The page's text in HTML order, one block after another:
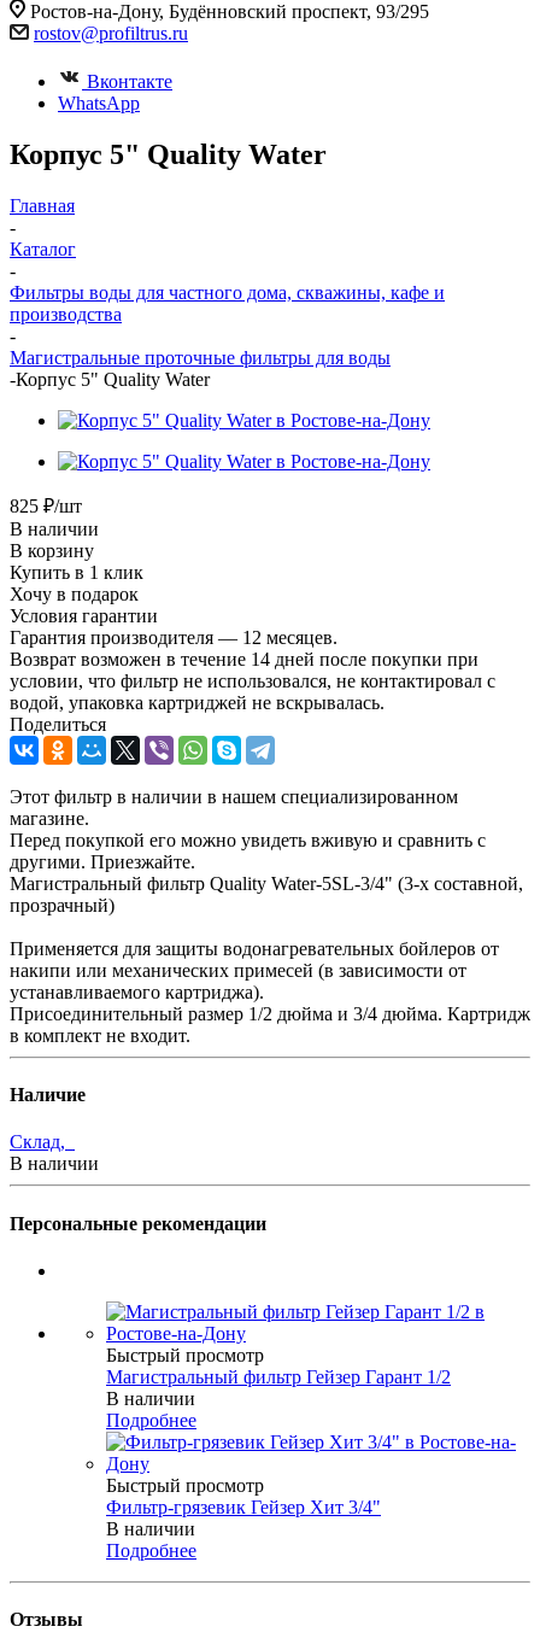
Ростов-на-Дону, Будённовский проспект, 93/295
rostov@profiltrus.ru
Вконтакте
WhatsApp
Корпус 5" Quality Water
Главная
-
Каталог
-
Фильтры воды для частного дома, скважины, кафе и
производства
-
Магистральные проточные фильтры для воды
-Корпус 5" Quality Water
825 ₽/шт
В наличии
В корзину
Купить в 1 клик
Хочу в подарок
Условия гарантии
Гарантия производителя — 12 месяцев.
Возврат возможен в течение 14 дней после покупки при
условии, что фильтр не использовался, не контактировал с
водой, упаковка картриджей не вскрывалась.
Поделиться
Этот фильтр в наличии в нашем специализированном
магазине.
Перед покупкой его можно увидеть вживую и сравнить с
другими. Приезжайте.
Магистральный фильтр Quality Water-5SL-3/4" (3-х составной,
прозрачный)
Применяется для защиты водонагревательных бойлеров от
накипи или механических примесей (в зависимости от
устанавливаемого картриджа).
Присоединительный размер 1/2 дюйма и 3/4 дюйма. Картридж
в комплект не входит.
Наличие
Склад,
В наличии
Персональные рекомендации
Быстрый просмотр
Магистральный фильтр Гейзер Гарант 1/2
В наличии
Подробнее
Быстрый просмотр
Фильтр-грязевик Гейзер Хит 3/4"
В наличии
Подробнее
Отзывы